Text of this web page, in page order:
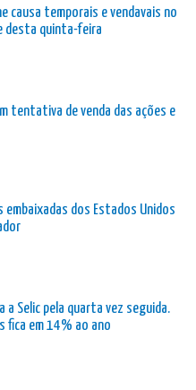
causa temporais e vendavais no
desta quinta-feira
tentativa de venda das ações e
embaixadas dos Estados Unidos
a Selic pela quarta vez seguida.
fica em 14% ao ano